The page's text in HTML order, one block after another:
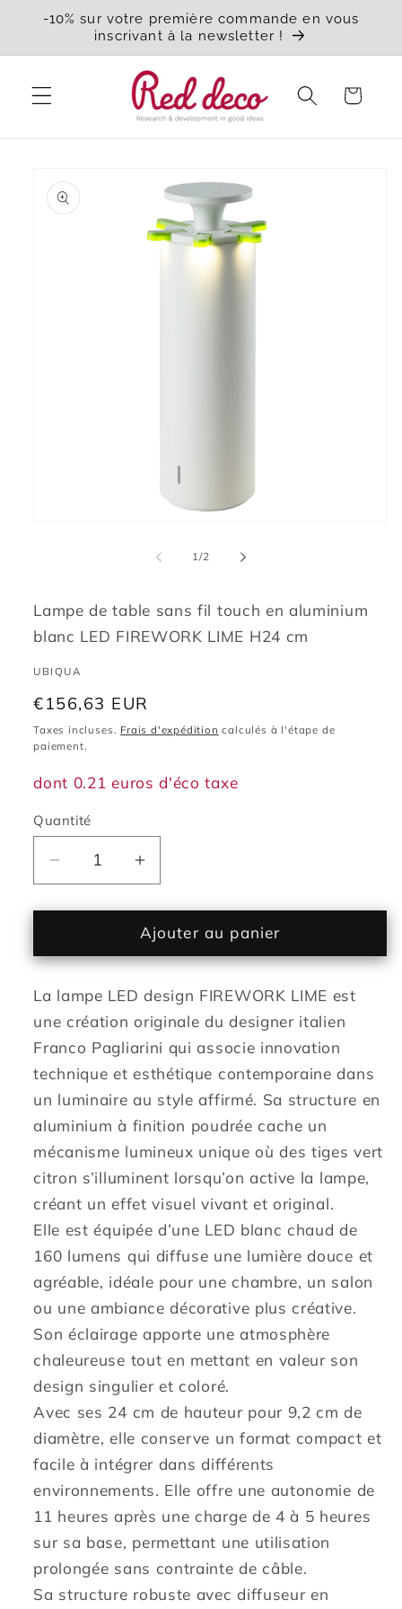
passer
contenu
-10% sur votre première commande en vous
inscrivant à la newsletter !
Panier
informations
produits
fenêtre
modale
1/de
2
Lampe de table sans fil touch en aluminium
blanc LED FIREWORK LIME H24 cm
UBIQUA
Prix
habituel
€156,63 EUR
Taxes incluses. Frais d'expédition calculés à l'étape de
paiement.
dont 0.21 euros d'éco taxe
Quantité
Réduire
la
quantité
Lampe
table
sans
fil
touch
en
aluminium
blanc
LED
FIREWORK
H24
cm
Augmenter
la
quantité
de
Lampe
table
sans
fil
touch
en
aluminium
blanc
LED
FIREWORK
H24
cm
Ajouter au panier
La lampe LED design FIREWORK LIME est
une création originale du designer italien
Franco Pagliarini qui associe innovation
technique et esthétique contemporaine dans
un luminaire au style affirmé. Sa structure en
aluminium à finition poudrée cache un
mécanisme lumineux unique où des tiges vert
citron s’illuminent lorsqu’on active la lampe,
créant un effet visuel vivant et original.
Elle est équipée d’une LED blanc chaud de
160 lumens qui diffuse une lumière douce et
agréable, idéale pour une chambre, un salon
ou une ambiance décorative plus créative.
Son éclairage apporte une atmosphère
chaleureuse tout en mettant en valeur son
design singulier et coloré.
Avec ses 24 cm de hauteur pour 9,2 cm de
diamètre, elle conserve un format compact et
facile à intégrer dans différents
environnements. Elle offre une autonomie de
11 heures après une charge de 4 à 5 heures
sur sa base, permettant une utilisation
prolongée sans contrainte de câble.
Sa structure robuste avec diffuseur en